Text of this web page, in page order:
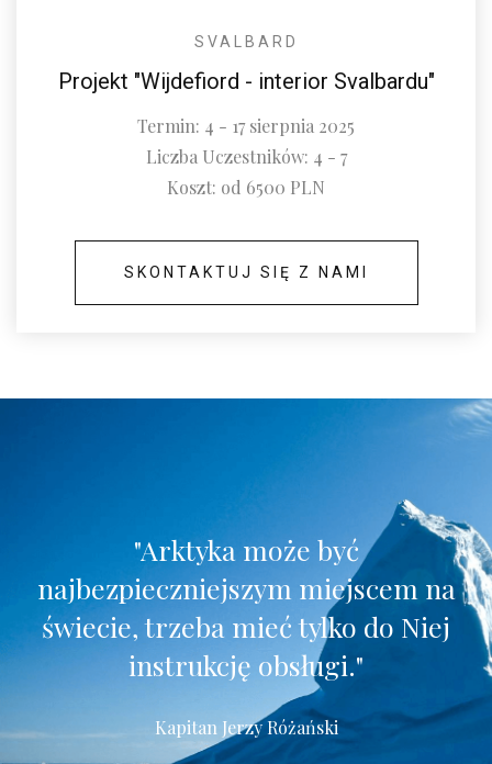
SVALBARD
Projekt "Wijdefiord - interior Svalbardu"
Termin: 4 - 17 sierpnia 2025
Liczba Uczestników: 4 - 7
Koszt: od 6500 PLN
SKONTAKTUJ SIĘ Z NAMI
"Arktyka może być
najbezpieczniejszym miejscem na
świecie,trzeba mieć tylko do Niej
instrukcję obsługi."
Kapitan Jerzy Różański